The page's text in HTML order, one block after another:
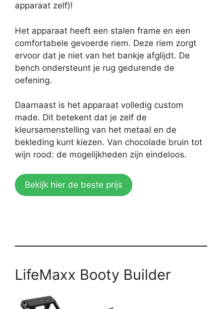
apparaat zelf)!
Het apparaat heeft een stalen frame en een
comfortabele gevoerde riem. Deze riem zorgt
ervoor dat je niet van het bankje afglijdt. De
bench ondersteunt je rug gedurende de
oefening.
Daarnaast is het apparaat volledig custom
made. Dit betekent dat je zelf de
kleursamenstelling van het metaal en de
bekleding kunt kiezen. Van chocolade bruin tot
wijn rood: de mogelijkheden zijn eindeloos.
Bekijk hier de beste prijs
LifeMaxx Booty Builder